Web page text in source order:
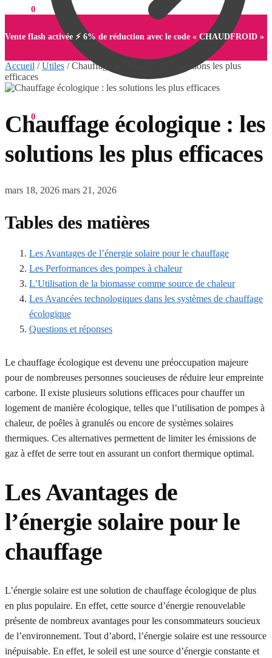
0,00€ 0
0
Vente flash activée ⚡ 6% de réduction avec le code « CHAUDFROID »
Accueil /Utiles /Chauffage écologique : les solutions les plus
efficaces
Chauffage écologique : les
solutions les plus efficaces
mars 18, 2026 mars 21, 2026
Tables des matières
Les Avantages de l’énergie solaire pour le chauffage
Les Performances des pompes à chaleur
L’Utilisation de la biomasse comme source de chaleur
Les Avancées technologiques dans les systèmes de chauffage
écologique
Questions et réponses
Le chauffage écologique est devenu une préoccupation majeure
pour de nombreuses personnes soucieuses de réduire leur empreinte
carbone. Il existe plusieurs solutions efficaces pour chauffer un
logement de manière écologique, telles que l’utilisation de pompes à
chaleur, de poêles à granulés ou encore de systèmes solaires
thermiques. Ces alternatives permettent de limiter les émissions de
gaz à effet de serre tout en assurant un confort thermique optimal.
Les Avantages de
l’énergie solaire pour le
chauffage
L’énergie solaire est une solution de chauffage écologique de plus
en plus populaire. En effet, cette source d’énergie renouvelable
présente de nombreux avantages pour les consommateurs soucieux
de l’environnement. Tout d’abord, l’énergie solaire est une ressource
inépuisable. En effet, le soleil est une source d’énergie constante et